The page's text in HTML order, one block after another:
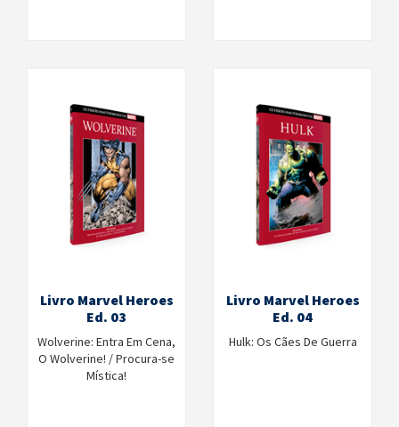
Livro Marvel Heroes
Ed. 03
Wolverine: Entra Em Cena,
O Wolverine! / Procura-se
Mística!
Livro Marvel Heroes
Ed. 04
Hulk: Os Cães De Guerra